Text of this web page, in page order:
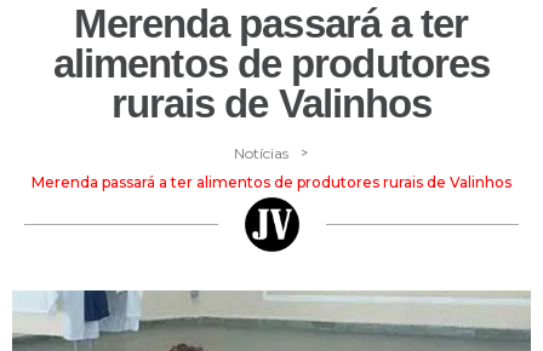
Merenda passará a ter
alimentos de produtores
rurais de Valinhos
Notícias >
Merenda passará a ter alimentos de produtores rurais de Valinhos